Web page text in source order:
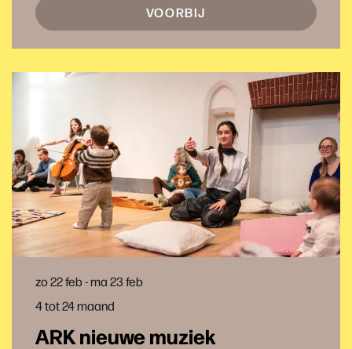
VOORBIJ
ARK nieuwe muziek
4 tot 24 maand
zo 22 feb-ma 23 feb